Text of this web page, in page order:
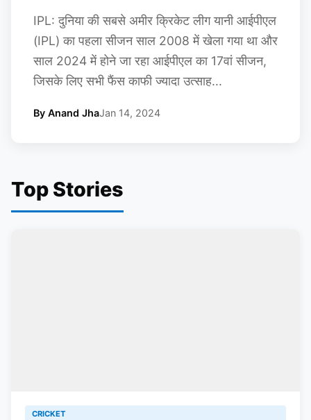
IPL: दुनिया की सबसे अमीर क्रिकेट लीग यानी आईपीएल
(IPL) का पहला सीजन साल 2008 में खेला गया था और
साल 2024 में होने जा रहा आईपीएल का 17वां सीजन,
जिसके लिए सभी फैंस काफी ज्यादा उत्साह...
By Anand JhaJan 14, 2024
Top Stories
CRICKET